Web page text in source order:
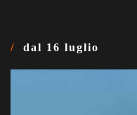
dal 16 luglio